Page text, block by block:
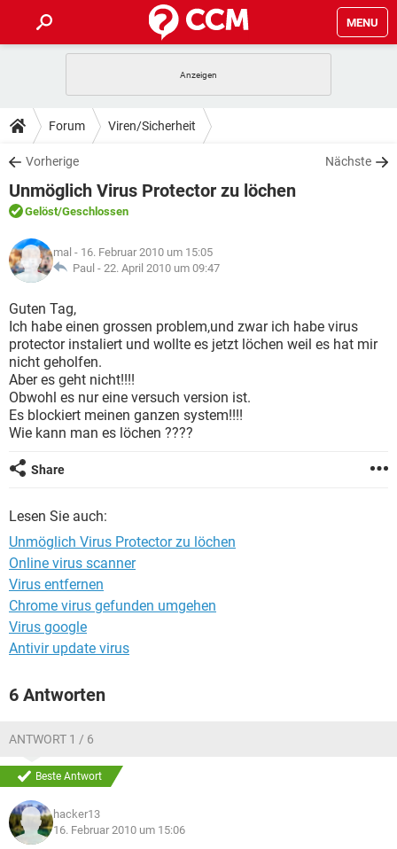
MENU
ANDROID
WINDOWS 10
WHATSAPP TIKTOK
FACEBOOK
TIPPS & TRICKS
SPIELE
WINDOWS 10
WHATSAPP
FACEBOOK HARDWARE
DOWNLOADS
SPIELE STREAMING
ANDROID
WINDOWS 10 INSTAGRAM
WHATSAPP
FACEBOOK
FORUM
SPIELE
ANDROID IOS
WHATSAPP TIKTOK
FACEBOOK
LEXIKON
SPIELE
ANDROID
WINDOWS 10 INSTAGRAM
WHATSAPP
FACEBOOK HARDWARE
Forum Viren/Sicherheit
Vorherige Nächste
Unmöglich Virus Protector zu löchen
Gelöst/Geschlossen
mal - 16. Februar 2010 um 15:05
Paul - 22. April 2010 um 09:47
Guten Tag,
Ich habe einen grossen problem,und zwar ich habe virus
protector instaliert und wollte es jetzt löchen weil es hat mir
nicht geholfen.
Aber es geht nicht!!!!
Obwohl es nur eine versuch version ist.
Es blockiert meinen ganzen system!!!!
Wie kann man es löchen ????
Share
Lesen Sie auch:
Unmöglich Virus Protector zu löchen
Online virus scanner
Virus entfernen
Chrome virus gefunden umgehen
Virus google
Antivir update virus
6 Antworten
ANTWORT 1 / 6
Beste Antwort
hacker13
16. Februar 2010 um 15:06